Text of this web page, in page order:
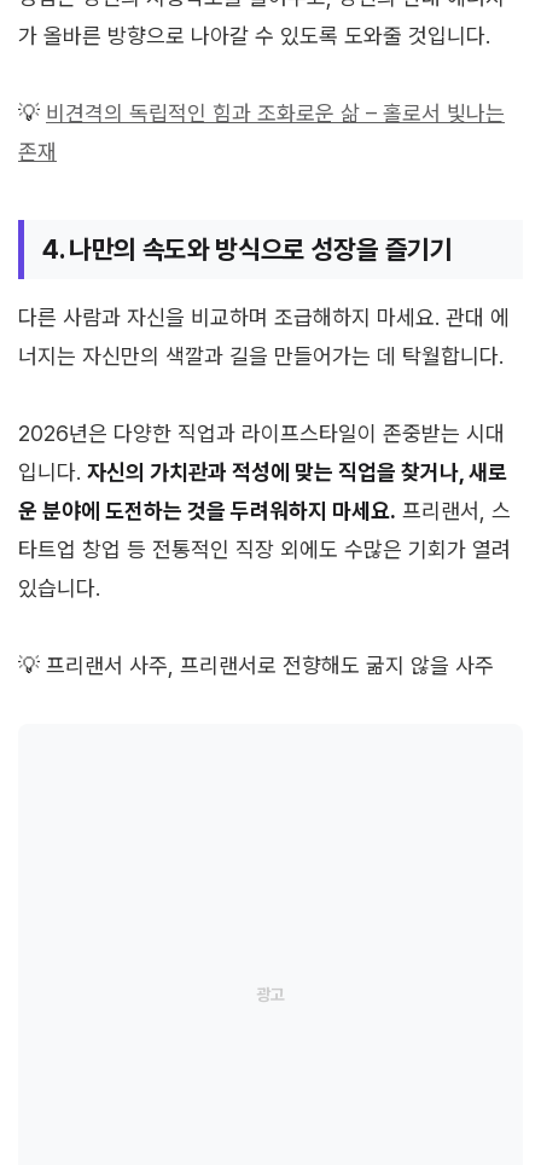
가 올바른 방향으로 나아갈 수 있도록 도와줄 것입니다.
💡 비견격의 독립적인 힘과 조화로운 삶 – 홀로서 빛나는
존재
4. 나만의 속도와 방식으로 성장을 즐기기
다른 사람과 자신을 비교하며 조급해하지 마세요. 관대 에
너지는 자신만의 색깔과 길을 만들어가는 데 탁월합니다.
2026년은 다양한 직업과 라이프스타일이 존중받는 시대
입니다. 자신의 가치관과 적성에 맞는 직업을 찾거나, 새로
운 분야에 도전하는 것을 두려워하지 마세요. 프리랜서, 스
타트업 창업 등 전통적인 직장 외에도 수많은 기회가 열려
있습니다.
💡 프리랜서 사주, 프리랜서로 전향해도 굶지 않을 사주